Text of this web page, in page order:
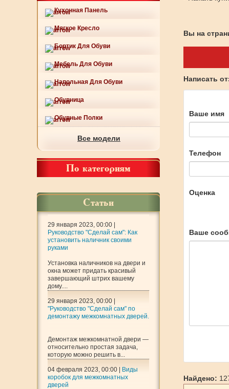
Кухонная Панель
Мягкое Кресло
Бортик Для Обуви
Мебель Для Обуви
Напольная Для Обуви
Обувница
Обувные Полки
Все модели
По категориям
Статьи
29 января 2023, 00:00 |
Руководство "Сделай сам": Как
установить наличник своими
руками
Установка наличников на двери и
окна может придать красивый
завершающий штрих вашему
дому....
29 января 2023, 00:00 |
"Руководство "Сделай сам" по
демонтажу межкомнатных дверей.
Демонтаж межкомнатной двери —
относительно простая задача,
которую можно решить в...
04 февраля 2023, 00:00 |
Виды
коробок для межкомнатных
дверей
Вы на
Написать
Ваше имя
Телефон
Оценка
Ваше
Найдено: